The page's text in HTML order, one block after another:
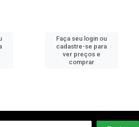
Faça seu login ou
cadastre-se para
ver preços e
comprar